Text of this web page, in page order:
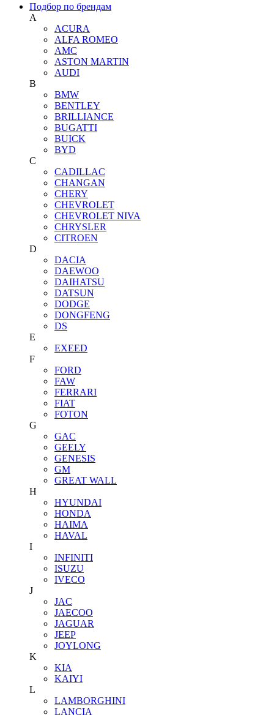
Подбор по брендам
A
ACURA
ALFA ROMEO
AMC
ASTON MARTIN
AUDI
B
BMW
BENTLEY
BRILLIANCE
BUGATTI
BUICK
BYD
C
CADILLAC
CHANGAN
CHERY
CHEVROLET
CHEVROLET NIVA
CHRYSLER
CITROEN
D
DACIA
DAEWOO
DAIHATSU
DATSUN
DODGE
DONGFENG
DS
E
EXEED
F
FORD
FAW
FERRARI
FIAT
FOTON
G
GAC
GEELY
GENESIS
GM
GREAT WALL
H
HYUNDAI
HONDA
HAIMA
HAVAL
I
INFINITI
ISUZU
IVECO
J
JAC
JAECOO
JAGUAR
JEEP
JOYLONG
K
KIA
KAIYI
L
LAMBORGHINI
LANCIA